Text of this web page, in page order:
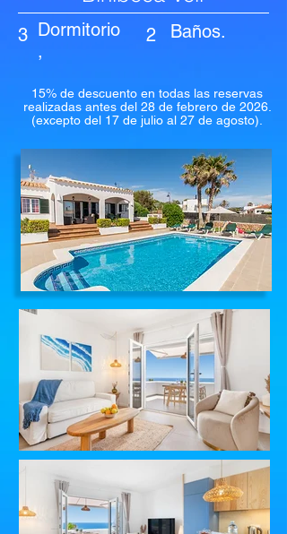
15% de descuento en todas las reservas
realizadas antes del 28 de febrero de 2026.
(excepto del 17 de julio al 27 de agosto).
3 Dormitorio
,
2 Baños.